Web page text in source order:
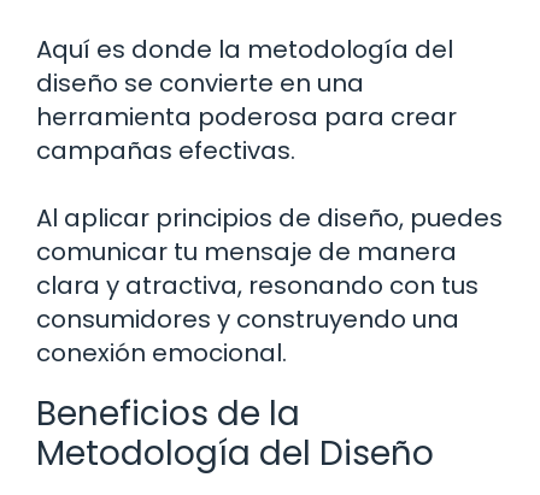
Aquí es donde la metodología del
diseño se convierte en una
herramienta poderosa para crear
campañas efectivas.
Al aplicar principios de diseño, puedes
comunicar tu mensaje de manera
clara y atractiva, resonando con tus
consumidores y construyendo una
conexión emocional.
Beneficios de la
Metodología del Diseño